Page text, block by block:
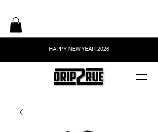
HAPPY NEW YEAR 2026